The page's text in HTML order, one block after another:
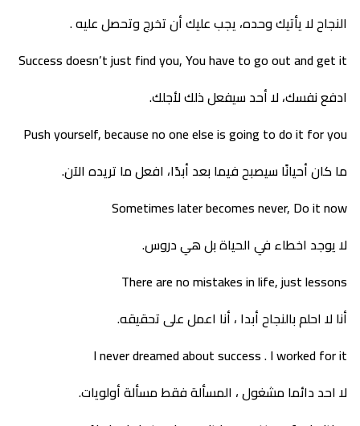
النجاح لا يأتيك وحده، يجب عليك أن تخرج وتحصل عليه .
Success doesn’t just find you, You have to go out and get it
ادفع نفسك، لا أحد سيفعل ذلك لأجلك.
Push yourself, because no one else is going to do it for you
ما كان أحيانًا سيصبح فيما بعد أبدًا، افعل ما تريده الآن.
Sometimes later becomes never, Do it now
لا يوجد اخطاء في الحياة بل هي دروس.
There are no mistakes in life, just lessons
أنا لا احلم بالنجاح أبدا ، أنا اعمل على تحقيقه.
I never dreamed about success . I worked for it
لا احد دائما مشغول ، المسألة فقط مسألة أولويات.